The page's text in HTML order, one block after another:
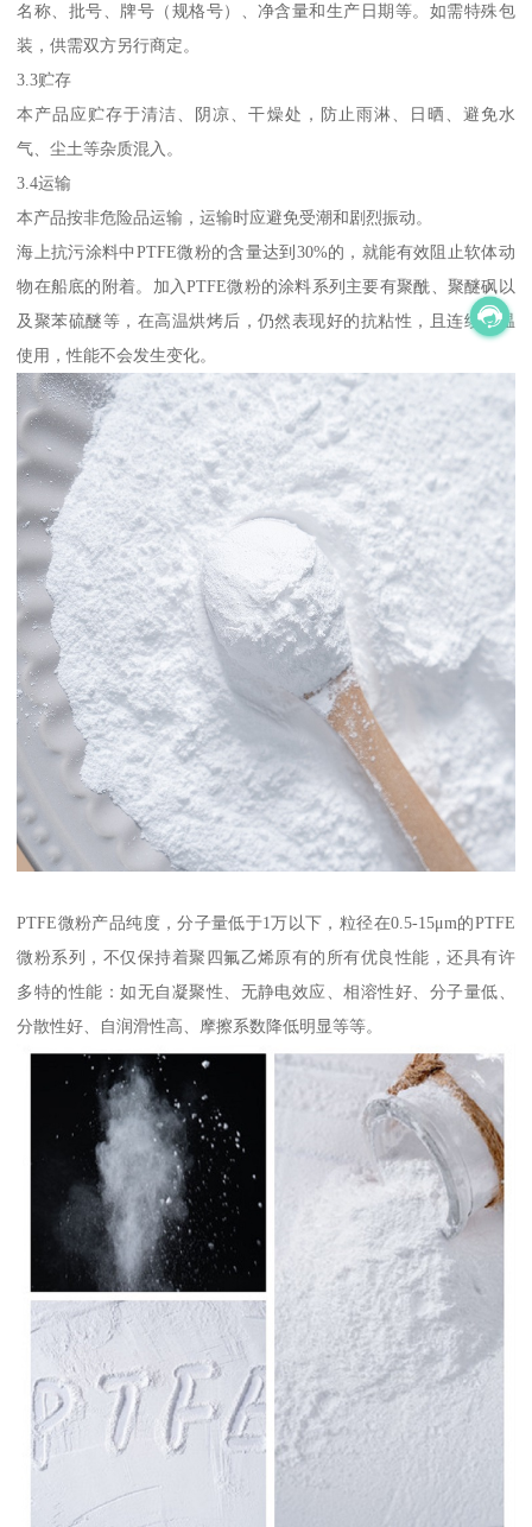
名称、批号、牌号（规格号）、净含量和生产日期等。如需特殊包
装，供需双方另行商定。
3.3贮存
本产品应贮存于清洁、阴凉、干燥处，防止雨淋、日晒、避免水
气、尘土等杂质混入。
3.4运输
本产品按非危险品运输，运输时应避免受潮和剧烈振动。
海上抗污涂料中PTFE微粉的含量达到30%的，就能有效阻止软体动
物在船底的附着。加入PTFE微粉的涂料系列主要有聚酰、聚醚砜以
及聚苯硫醚等，在高温烘烤后，仍然表现好的抗粘性，且连续高温
使用，性能不会发生变化。
PTFE微粉产品纯度，分子量低于1万以下，粒径在0.5-15μm的PTFE
微粉系列，不仅保持着聚四氟乙烯原有的所有优良性能，还具有许
多特的性能：如无自凝聚性、无静电效应、相溶性好、分子量低、
分散性好、自润滑性高、摩擦系数降低明显等等。